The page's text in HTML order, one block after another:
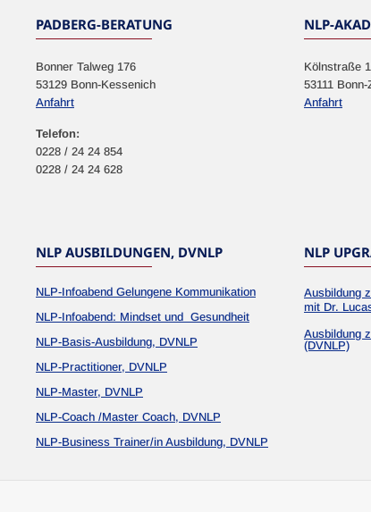
PADBERG-BERATUNG
Bonner Talweg 176
53129 Bonn-Kessenich
Anfahrt
Telefon:
0228 / 24 24 854
0228 / 24 24 628
NLP-
Kölnstraße
53111
Anfahrt
NLP AUSBILDUNGEN, DVNLP
NLP-Infoabend Gelungene Kommunikation
NLP-Infoabend: Mindset und Gesundheit
NLP-Basis-Ausbildung, DVNLP
NLP-Practitioner, DVNLP
NLP-Master, DVNLP
NLP-Coach /Master Coach, DVNLP
NLP-Business Trainer/in Ausbildung, DVNLP
NLP
Ausbildung
mit Dr.
Ausbildung
(DVNLP)